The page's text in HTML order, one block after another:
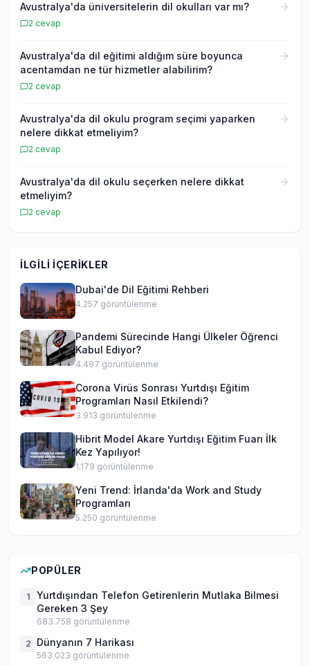
Avustralya'da üniversitelerin dil okulları var mı?
2 cevap
Avustralya'da dil eğitimi aldığım süre boyunca
acentamdan ne tür hizmetler alabilirim?
2 cevap
Avustralya'da dil okulu program seçimi yaparken
nelere dikkat etmeliyim?
2 cevap
Avustralya'da dil okulu seçerken nelere dikkat
etmeliyim?
2 cevap
İLGILI İÇERIKLER
Dubai'de Dil Eğitimi Rehberi
4.257 görüntülenme
Pandemi Sürecinde Hangi Ülkeler Öğrenci
Kabul Ediyor?
4.497 görüntülenme
Corona Virüs Sonrası Yurtdışı Eğitim
Programları Nasıl Etkilendi?
3.913 görüntülenme
Hibrit Model Akare Yurtdışı Eğitim Fuarı İlk
Kez Yapılıyor!
1.179 görüntülenme
Yeni Trend: İrlanda'da Work and Study
Programları
5.250 görüntülenme
POPÜLER
1
Yurtdışından Telefon Getirenlerin Mutlaka Bilmesi
Gereken 3 Şey
683.758 görüntülenme
2 Dünyanın 7 Harikası
563.023 görüntülenme